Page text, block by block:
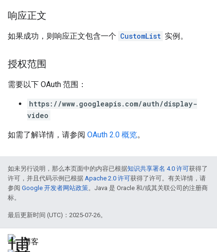
响应正文
如果成功，则响应正文包含一个 CustomList 实例。
授权范围
需要以下 OAuth 范围：
https://www.googleapis.com/auth/display-
video
如需了解详情，请参阅 OAuth 2.0 概览。
如未另行说明，那么本页面中的内容已根据知识共享署名 4.0 许可获得了
许可，并且代码示例已根据 Apache 2.0 许可获得了许可。有关详情，请
参阅 Google 开发者网站政策。Java 是 Oracle 和/或其关联公司的注册商
标。
最后更新时间 (UTC)：2025-07-26。
博客